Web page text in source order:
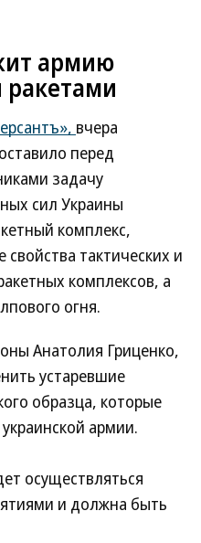
армию
вчера
перед
задачу
сил Украины
комплекс,
тактических и
комплексов, а
огня.
Анатолия Гриценко,
устаревшие
образца, которые
армии.
осуществляться
и должна быть